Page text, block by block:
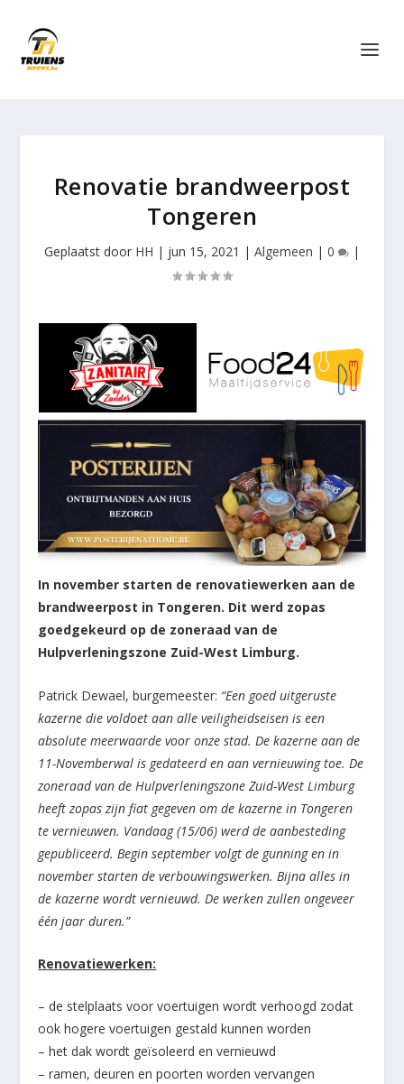
Renovatie brandweerpost
Tongeren
Geplaatst door HH | jun 15, 2021 | Algemeen | 0 |
In november starten de renovatiewerken aan de
brandweerpost in Tongeren. Dit werd zopas
goedgekeurd op de zoneraad van de
Hulpverleningszone Zuid-West Limburg.
Patrick Dewael, burgemeester: “Een goed uitgeruste
kazerne die voldoet aan alle veiligheidseisen is een
absolute meerwaarde voor onze stad. De kazerne aan de
11-Novemberwal is gedateerd en aan vernieuwing toe. De
zoneraad van de Hulpverleningszone Zuid-West Limburg
heeft zopas zijn fiat gegeven om de kazerne in Tongeren
te vernieuwen. Vandaag (15/06) werd de aanbesteding
gepubliceerd. Begin september volgt de gunning en in
november starten de verbouwingswerken. Bijna alles in
de kazerne wordt vernieuwd. De werken zullen ongeveer
één jaar duren.”
Renovatiewerken:
– de stelplaats voor voertuigen wordt verhoogd zodat
ook hogere voertuigen gestald kunnen worden
– het dak wordt geïsoleerd en vernieuwd
– ramen, deuren en poorten worden vervangen